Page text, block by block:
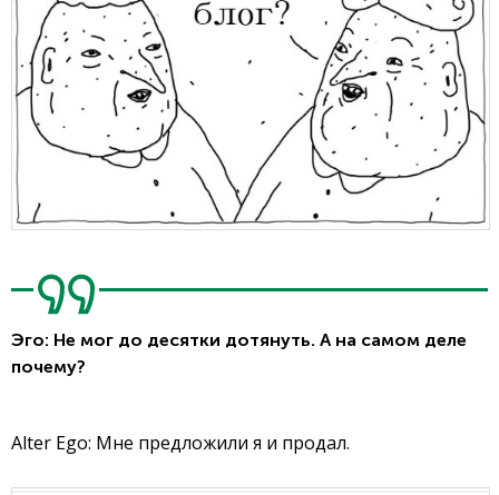
Эго: Не мог до десятки дотянуть. А на самом деле
почему?
Alter Ego: Мне предложили я и продал.